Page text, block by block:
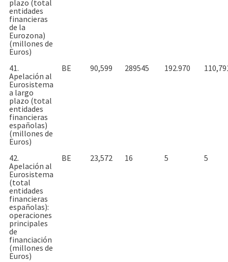
plazo (total
entidades
financieras
de la
Eurozona)
(millones de
Euros)
41.
Apelación al
Eurosistema
a largo
plazo (total
entidades
financieras
españolas)
(millones de
Euros)
BE 90,599 289545 192.970
42.
Apelación al
Eurosistema
(total
entidades
financieras
españolas):
operaciones
principales
de
financiación
(millones de
Euros)
BE 23,572 16 5 5